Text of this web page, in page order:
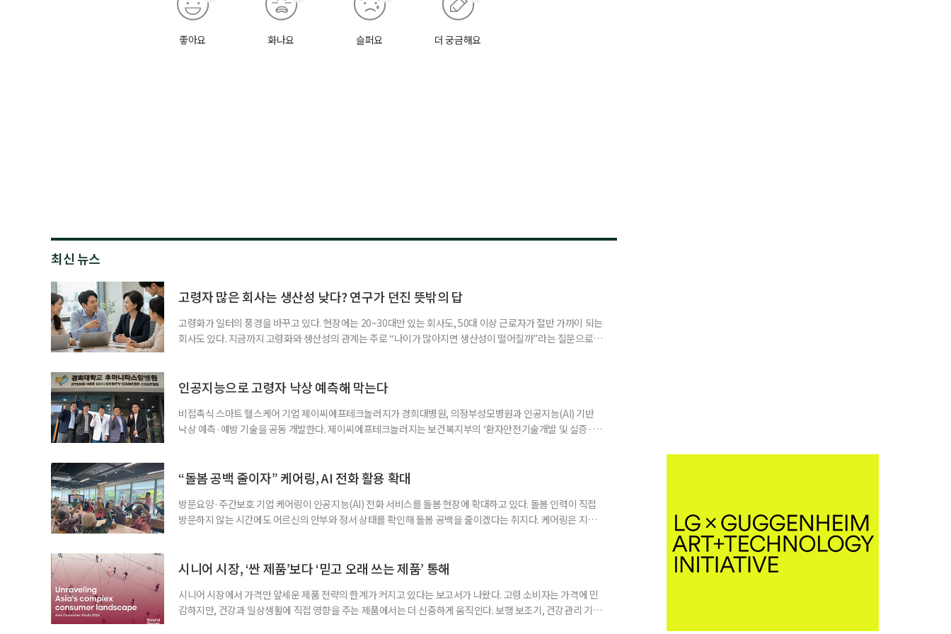
좋아요 화나요 슬퍼요 더 궁금해요
최신 뉴스
고령자 많은 회사는 생산성 낮다? 연구가 던진 뜻밖의 답
고령화가 일터의 풍경을 바꾸고 있다. 현장에는 20~30대만 있는 회사도, 50대 이상 근로자가 절반 가까이 되는
회사도 있다. 지금까지 고령화와 생산성의 관계는 주로 “나이가 많아지면 생산성이 떨어질까”라는 질문으로
연령다양성(Age Diversity)과 생산성 간 관계 연구’는 산업과 기업 데이터를 바탕으
인공지능으로 고령자 낙상 예측해 막는다
비접촉식 스마트 헬스케어 기업 제이씨에프테크놀러지가 경희대병원, 의정부성모병원과 인공지능(AI) 기반
낙상 예측·예방 기술을 공동 개발한다. 제이씨에프테크놀러지는 보건복지부의 ‘환자안전기술개발 및 실증·확
24억5000만 원의 연구비가 지원된다. 연구 목표는 다기관 임상데이터와 생체신호, 센서 정보를 결합해 병원
“돌봄 공백 줄이자” 케어링, AI 전화 활용 확대
방문요양·주간보호 기업 케어링이 인공지능(AI) 전화 서비스를 돌봄 현장에 확대하고 있다. 돌봄 인력이 직접
방문하지 않는 시간에도 어르신의 안부와 정서 상태를 확인해 돌봄 공백을 줄이겠다는 취지다. 케어링은 지난
기적인 전화 통화로 이상 징후를 확인하는 방안을 추진한다. AI마음돌봄은 AI가 어르신에게 전화를
시니어 시장, ‘싼 제품’보다 ‘믿고 오래 쓰는 제품’ 통해
시니어 시장에서 가격만 앞세운 제품 전략의 한계가 커지고 있다는 보고서가 나왔다. 고령 소비자는 가격에 민
감하지만, 건강과 일상생활에 직접 영향을 주는 제품에서는 더 신중하게 움직인다. 보행 보조기, 건강관리 기